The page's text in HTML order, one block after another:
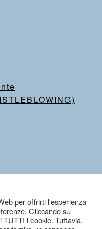
per offrirti l'esperienza
Cliccando su
i cookie. Tuttavia,